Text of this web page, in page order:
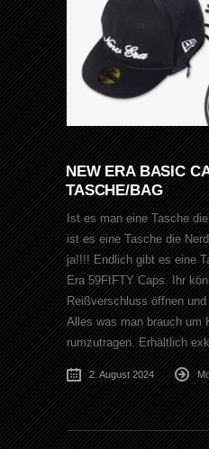
NEW ERA BASIC
TASCHE/BAG
Ist es man eine Tasche
ist es eine Tasche die
ja!!!! Endlich gibt es eine
Era 59FIFTY Caps. Ihr
Reißverschluss öffnen
Alles was man brauch um
rumzutragen. Erhältlich
2. August 2024